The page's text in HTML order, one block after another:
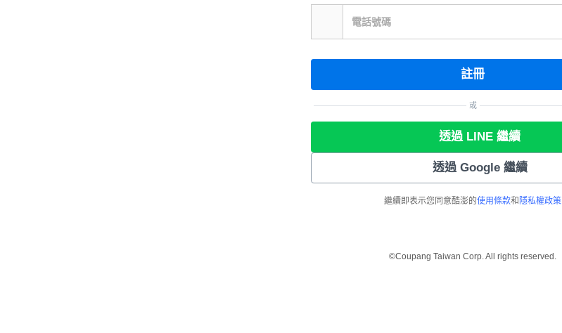
電話號碼
註冊
或
透過 LINE 繼續
透過 Google 繼續
繼續即表示您同意酷澎的使用條款和 隱私權政策
©Coupang Taiwan Corp. All rights reserved.